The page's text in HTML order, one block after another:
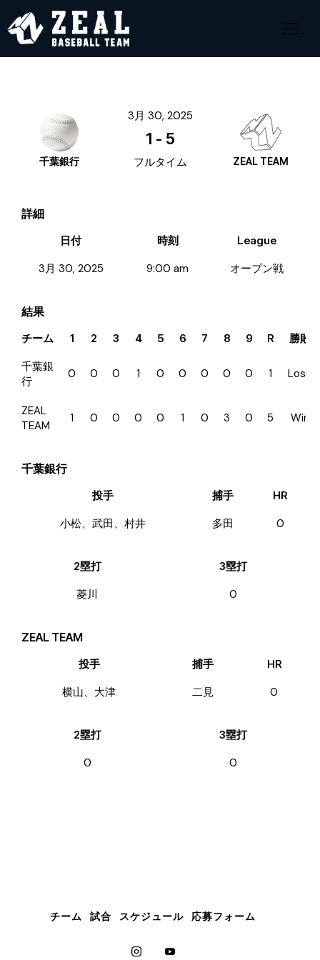
千葉銀行 ZEAL TEAM
3月 30, 2025
1 - 5
フルタイム
詳細
日付 時刻 League
3月 30, 2025 9:00 am オープン戦
結果
チーム 1 2 3 4 5 6 7 8 9 R 勝敗
千葉銀
行
0 0 0 1 0 0 0 0 0 1 Loss
ZEAL
TEAM
1 0 0 0 0 1 0 3 0 5 Win
千葉銀行
投手 捕手 HR
小松、武田、村井 多田 0
2塁打 3塁打
菱川 0
ZEAL TEAM
投手 捕手 HR
横山、大津 二見 0
2塁打 3塁打
0 0
チーム 試合 スケジュール 応募フォーム